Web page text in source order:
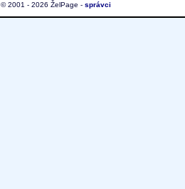
© 2001 - 2026 ŽelPage - správci